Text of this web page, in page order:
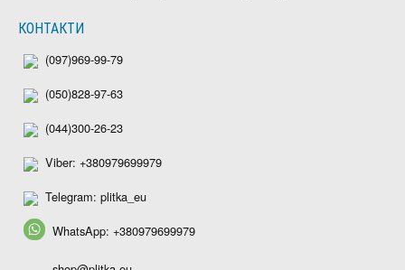
КОНТАКТИ
(097)969-99-79
(050)828-97-63
(044)300-26-23
Viber: +380979699979
Telegram: plitka_eu
WhatsApp: +380979699979